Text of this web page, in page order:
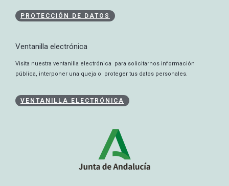
PROTECCIÓN DE DATOS
Ventanilla electrónica
Visita nuestra ventanilla electrónica para solicitarnos información
pública, interponer una queja o proteger tus datos personales.
VENTANILLA ELECTRÓNICA